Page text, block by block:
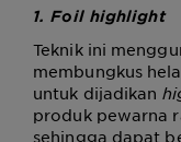
1. Foil highlight
Teknik ini
membungkus
untuk dijadikan
produk pewarna
sehingga dapat